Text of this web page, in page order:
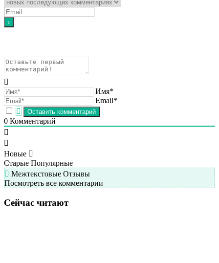
Имя*
Email*
0 Комментарий
Новые
Старые Популярные
Межтекстовые Отзывы
Посмотреть все комментарии
Сейчас читают